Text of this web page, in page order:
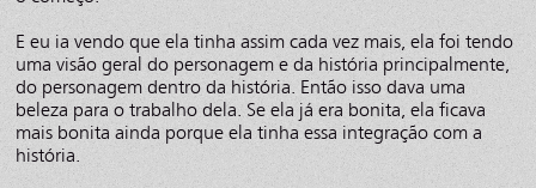
E eu ia vendo que ela tinha assim cada vez mais, ela foi tendo
uma visão geral do personagem e da história principalmente,
do personagem dentro da história. Então isso dava uma
beleza para o trabalho dela. Se ela já era bonita, ela ficava
mais bonita ainda porque ela tinha essa integração com a
história.